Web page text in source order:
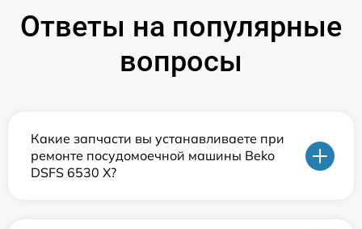
Ответы на популярные
вопросы
Какие запчасти вы устанавливаете при
ремонте посудомоечной машины Beko
DSFS 6530 X?